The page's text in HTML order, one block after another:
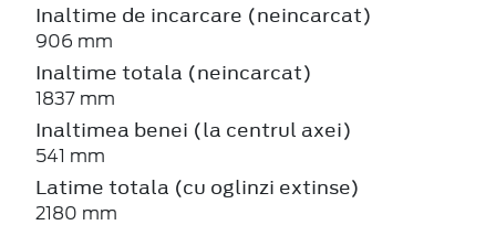
Inaltime de incarcare (neincarcat)
906 mm
Inaltime totala (neincarcat)
1837 mm
Inaltimea benei (la centrul axei)
541 mm
Latime totala (cu oglinzi extinse)
2180 mm